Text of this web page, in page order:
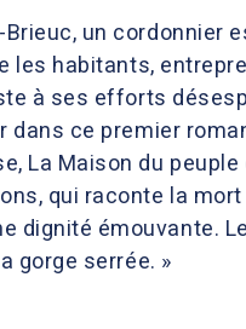
un cordonnier
les habitants,
à ses efforts
ce premier
La Maison du
qui raconte la
dignité émouvante.
gorge serrée. »